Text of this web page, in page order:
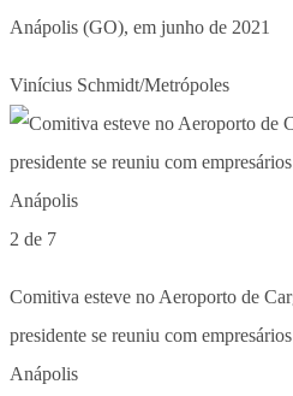
Anápolis (GO), em junho de 2021
Vinícius Schmidt/Metrópoles
2 de 7
Comitiva esteve no Aeroporto de
presidente se reuniu com
Anápolis